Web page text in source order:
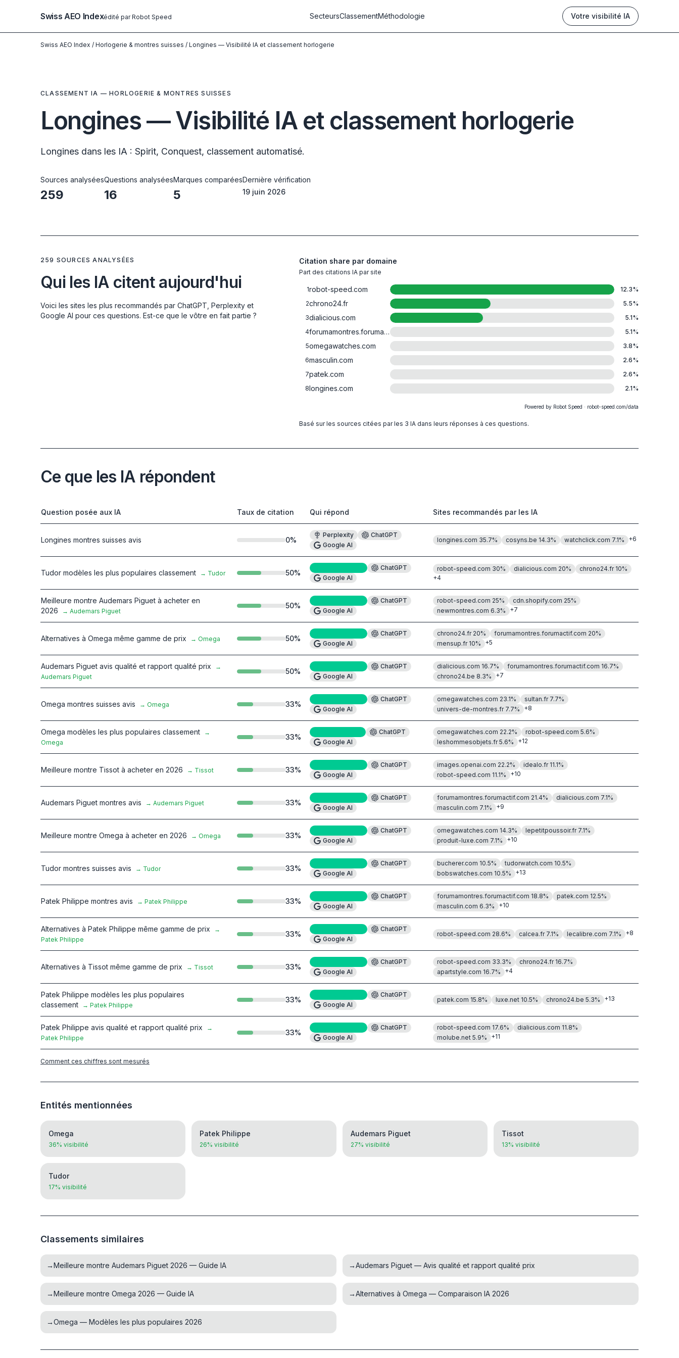
Swiss AEO Indexédité par Robot Speed SecteursClassementMéthodologie Votre visibilité IA
Swiss AEO Index / Horlogerie & montres suisses / Longines — Visibilité IA et classement horlogerie
CLASSEMENT IA — HORLOGERIE & MONTRES SUISSES
Longines — Visibilité IA et classement horlogerie
Longines dans les IA : Spirit, Conquest, classement automatisé.
Sources analysées
259
Questions analysées
16
Marques comparées
5
Dernière vérification
19 juin 2026
259 SOURCES ANALYSÉES
Qui les IA citent aujourd'hui
Voici les sites les plus recommandés par ChatGPT, Perplexity et
Google AI pour ces questions. Est-ce que le vôtre en fait partie ?
Citation share par domaine
Part des citations IA par site
1robot-speed.com 12.3%
2chrono24.fr 5.5%
3dialicious.com 5.1%
4
forumamontres.forumactif.com 5.1%
5omegawatches.com 3.8%
6masculin.com 2.6%
7patek.com 2.6%
8longines.com 2.1%
Powered by Robot Speed · robot-speed.com/data
Basé sur les sources citées par les 3 IA dans leurs réponses à ces questions.
Ce que les IA répondent
Question posée aux IA Taux de citation Qui répond Sites recommandés par les IA
Longines montres suisses avis 0%
Perplexity
ChatGPT
Google AI
longines.com 35.7% cosyns.be 14.3% watchclick.com 7.1% +6
Tudor modèles les plus populaires classement → Tudor 50%
ChatGPT
Google AI
robot-speed.com 30% dialicious.com 20% chrono24.fr 10%
+4
Meilleure montre Audemars Piguet à acheter en
2026
→ Audemars Piguet
50%
ChatGPT
Google AI
robot-speed.com 25% cdn.shopify.com 25%
newmontres.com 6.3% +7
Alternatives à Omega même gamme de prix → Omega 50%
ChatGPT
Google AI
chrono24.fr 20% forumamontres.forumactif.com 20%
mensup.fr 10% +5
Audemars Piguet avis qualité et rapport qualité prix
→
Audemars Piguet
50%
ChatGPT
Google AI
dialicious.com 16.7% forumamontres.forumactif.com 16.7%
chrono24.be 8.3% +7
Omega montres suisses avis → Omega 33%
ChatGPT
Google AI
omegawatches.com 23.1% sultan.fr 7.7%
univers-de-montres.fr 7.7% +8
Omega modèles les plus populaires classement
→
Omega
33%
ChatGPT
Google AI
omegawatches.com 22.2% robot-speed.com 5.6%
leshommesobjets.fr 5.6% +12
Meilleure montre Tissot à acheter en 2026 → Tissot 33%
ChatGPT
Google AI
images.openai.com 22.2% idealo.fr 11.1%
robot-speed.com 11.1% +10
Audemars Piguet montres avis → Audemars Piguet 33%
ChatGPT
Google AI
forumamontres.forumactif.com 21.4% dialicious.com 7.1%
masculin.com 7.1% +9
Meilleure montre Omega à acheter en 2026 → Omega 33%
ChatGPT
Google AI
omegawatches.com 14.3% lepetitpoussoir.fr 7.1%
produit-luxe.com 7.1% +10
Tudor montres suisses avis → Tudor 33%
ChatGPT
Google AI
bucherer.com 10.5% tudorwatch.com 10.5%
bobswatches.com 10.5% +13
Patek Philippe montres avis → Patek Philippe 33%
ChatGPT
Google AI
forumamontres.forumactif.com 18.8% patek.com 12.5%
masculin.com 6.3% +10
Alternatives à Patek Philippe même gamme de prix
→
Patek Philippe
33%
ChatGPT
Google AI
robot-speed.com 28.6% calcea.fr 7.1% lecalibre.com 7.1% +8
Alternatives à Tissot même gamme de prix → Tissot 33%
ChatGPT
Google AI
robot-speed.com 33.3% chrono24.fr 16.7%
apartstyle.com 16.7% +4
Patek Philippe modèles les plus populaires
classement
→ Patek Philippe
33%
ChatGPT
Google AI
patek.com 15.8% luxe.net 10.5% chrono24.be 5.3% +13
Patek Philippe avis qualité et rapport qualité prix
→
Patek Philippe
33%
ChatGPT
Google AI
robot-speed.com 17.6% dialicious.com 11.8%
molube.net 5.9% +11
Comment ces chiffres sont mesurés
Entités mentionnées
Omega
36% visibilité
Patek Philippe
26% visibilité
Audemars Piguet
27% visibilité
Tissot
13% visibilité
Tudor
17% visibilité
Classements similaires
→Meilleure montre Audemars Piguet 2026 — Guide IA →Audemars Piguet — Avis qualité et rapport qualité prix
→Meilleure montre Omega 2026 — Guide IA →Alternatives à Omega — Comparaison IA 2026
→Omega — Modèles les plus populaires 2026